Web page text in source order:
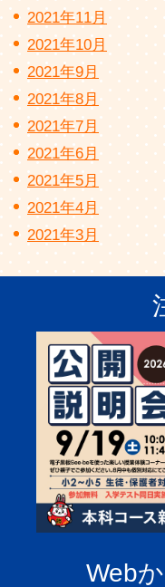
2021年11月
2021年10月
2021年9月
2021年8月
2021年7月
2021年6月
2021年5月
2021年4月
2021年3月
Web